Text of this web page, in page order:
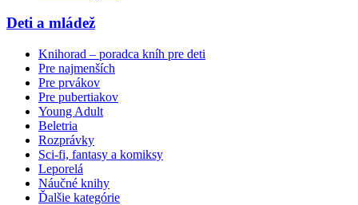
Deti a mládež
Knihorad – poradca kníh pre deti
Pre najmenších
Pre prvákov
Pre pubertiakov
Young Adult
Beletria
Rozprávky
Sci-fi, fantasy a komiksy
Leporelá
Náučné knihy
Ďalšie kategórie